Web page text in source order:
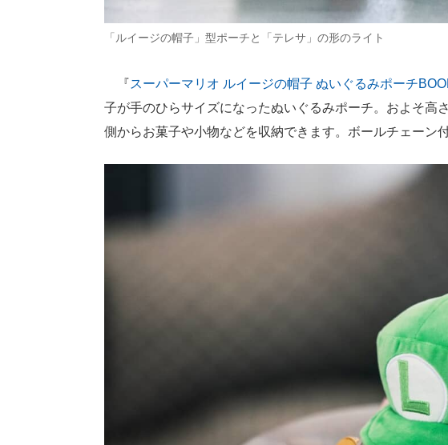
「ルイージの帽子」型ポーチと「テレサ」の形のライト
『スーパーマリオ ルイージの帽子 ぬいぐるみポーチ
子が手のひらサイズになったぬいぐるみポーチ。およそ高
側からお菓子や小物などを収納できます。ボールチェーン